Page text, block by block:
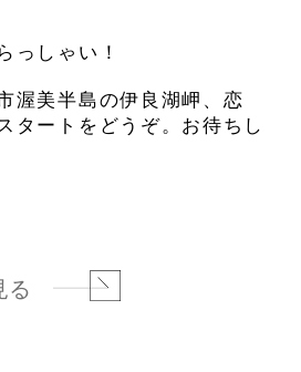
っしゃい！
渥美半島の伊良湖岬、恋
タートをどうぞ。お待ちし
る